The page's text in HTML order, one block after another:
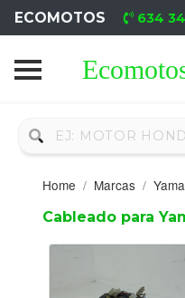
ECOMOTOS 634
Home
Nuevo
Neumáticos
Campa
Motores
Home Marcas
Cableado para